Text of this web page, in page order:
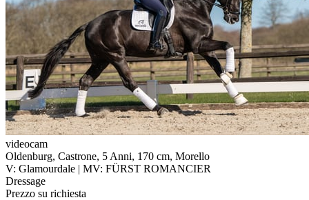
videocam
Oldenburg, Castrone, 5 Anni, 170 cm, Morello
V: Glamourdale | MV: FÜRST ROMANCIER
Dressage
Prezzo su richiesta